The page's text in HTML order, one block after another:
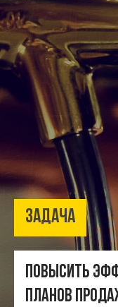
Задача
Повысить
планов